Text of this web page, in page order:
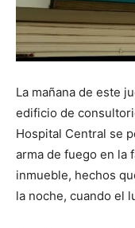
La mañana de este
edificio de
Hospital Central se
arma de fuego en la
inmueble, hechos
la noche, cuando el